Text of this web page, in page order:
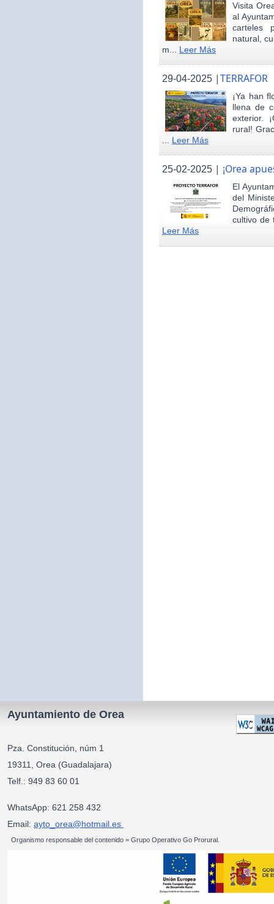
Visita
al
carteles
natural,
m... Leer Más
29-04-2025 |TERRAFOR
¡Ya han
llena de
exterior.
rural!
... Leer Más
25-02-2025 | ¡Orea
El
del
cultivo de
Leer Más
Ayuntamiento de Orea
Pza. Constitución, núm 1
19311, Orea (Guadalajara)
Telf.: 949 83 60 01
WhatsApp: 621 258 432
Email: ayto_orea@hotmail.es
Organismo responsable del contenido = Grupo Operativo Go Prorural.